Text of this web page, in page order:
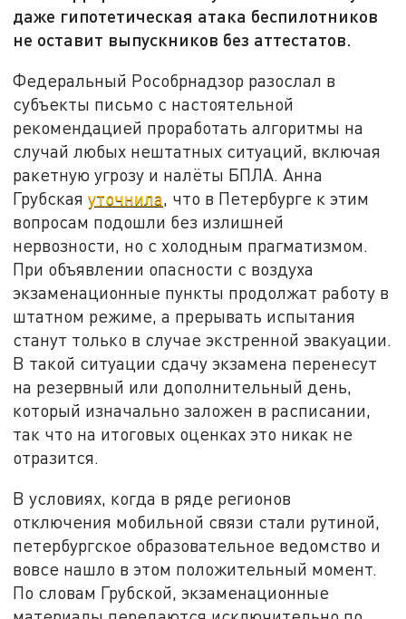
даже гипотетическая атака беспилотников
не оставит выпускников без аттестатов.
Федеральный Рособрнадзор разослал в
субъекты письмо с настоятельной
рекомендацией проработать алгоритмы на
случай любых нештатных ситуаций, включая
ракетную угрозу и налёты БПЛА. Анна
Грубскаяуточнила, что в Петербурге к этим
вопросам подошли без излишней
нервозности, но с холодным прагматизмом.
При объявлении опасности с воздуха
экзаменационные пункты продолжат работу в
штатном режиме, а прерывать испытания
станут только в случае экстренной эвакуации.
В такой ситуации сдачу экзамена перенесут
на резервный или дополнительный день,
который изначально заложен в расписании,
так что на итоговых оценках это никак не
отразится.
В условиях, когда в ряде регионов
отключения мобильной связи стали рутиной,
петербургское образовательное ведомство и
вовсе нашло в этом положительный момент.
По словам Грубской, экзаменационные